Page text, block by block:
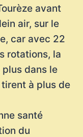
avant
air, sur le
car avec 22
rotations, la
plus dans le
à plus de
santé
du